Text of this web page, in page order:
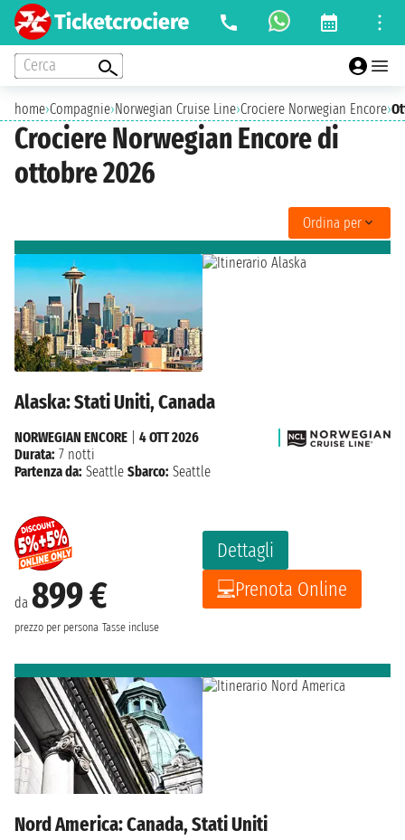
Cerca
home›Compagnie›Norwegian Cruise Line›Crociere Norwegian Encore›
Crociere Norwegian Encore di
ottobre 2026
Ordina per
Alaska: Stati Uniti, Canada
da 899 €
prezzo per persona Tasse incluse
Dettagli
Prenota Online
NORWEGIAN ENCORE
4 OTT 2026
Durata: 7 notti
Partenza da: Seattle Sbarco: Seattle
Nord America: Canada, Stati Uniti